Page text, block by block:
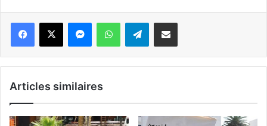
WhatsApp Telegram
Articles similaires